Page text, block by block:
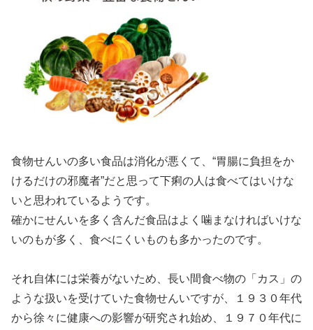
食物せんいの多い食品は消化が悪くて、“胃腸に負担をか
けるだけの邪魔者”だと思って下痢の人は食べてはいけな
いと思われているようです。
確かにせんいを多く含んだ食品はよく噛まなければいけな
いのもが多く、食べにくいものも多かったのです。
それ自体には栄養がないため、長い間食べ物の「カス」の
ような扱いを受けていた食物せんいですが、１９３０年代
から徐々に健康への影響が研究され始め、１９７０年代に